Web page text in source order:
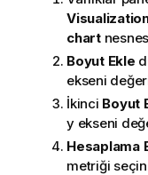
chart
Boyut Ekle
ekseni
İkinci Boyut
y ekseni
Hesaplama
metriği